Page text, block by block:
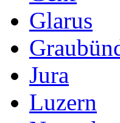
Glarus
Jura
Luzern